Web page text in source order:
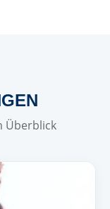
Überblick